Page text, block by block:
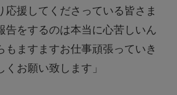
応援してくださっている皆さま
告をするのは本当に心苦しいん
もますますお仕事頑張っていき
くお願い致します」